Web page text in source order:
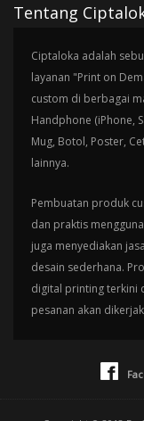
Tentang
Ciptaloka adalah
layanan "Print on
custom di berbagai
Handphone (iPhone,
Mug, Botol, Poster,
lainnya.
Pembuatan produk
dan praktis
juga menyediakan
desain sederhana.
digital printing terkini
pesanan akan